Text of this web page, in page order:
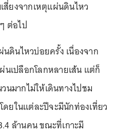
สี่ยงจากเหตุแผ่นดินไหว
ต่อไป
ดินไหวบ่อยครั้ง เนื่องจาก
เปลือกโลกหลายเส้น แต่ก็
นมากไม่ให้เดินทางไปชม
ดยในแต่ละปีจะมีนักท่องเที่ยว
ล้านคน ขณะที่เกาะมี